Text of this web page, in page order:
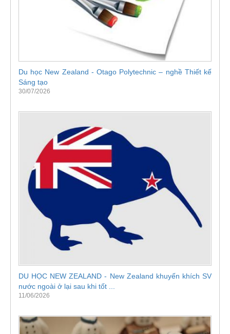
Du học New Zealand - Otago Polytechnic – nghề Thiết kế
Sáng tạo
30/07/2026
DU HỌC NEW ZEALAND - New Zealand khuyến khích SV
nước ngoài ở lại sau khi tốt ...
11/06/2026